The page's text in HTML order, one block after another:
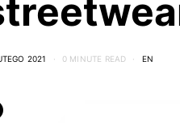
2021 0 MINUTE READ EN